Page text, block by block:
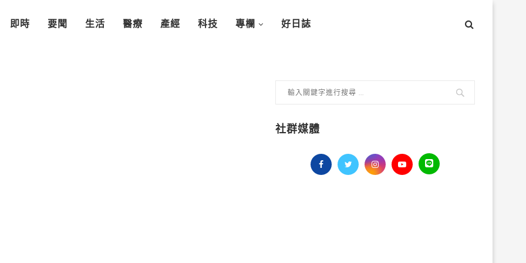
即時 要聞 生活 醫療 產經 科技 專欄 好日誌
社群媒體